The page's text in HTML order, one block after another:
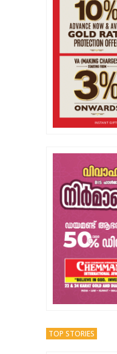
TOP STORIES